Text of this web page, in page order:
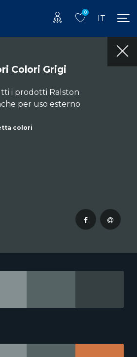
0
IT
Colori Grigi
i prodotti Ralston
per uso esterno
colori